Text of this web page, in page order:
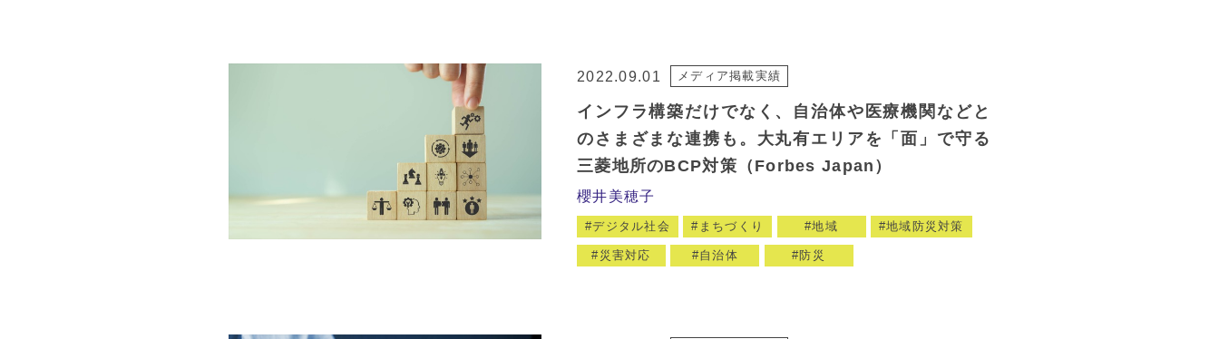
2022.09.01 メディア掲載実績
インフラ構築だけでなく、自治体や医療機関などと
のさまざまな連携も。大丸有エリアを「面」で守る
三菱地所のBCP対策（Forbes Japan）
櫻井美穂子
デジタル社会 まちづくり 地域 地域防災対策
災害対応 自治体 防災